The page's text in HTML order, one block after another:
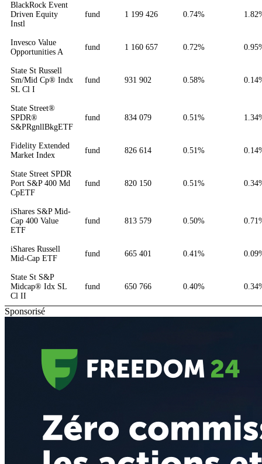
BlackRock Event
Driven Equity
Instl
fund 1 199 426 0.74%
Invesco Value
Opportunities A
fund 1 160 657 0.72%
State St Russell
Sm/Mid Cp® Indx
SL Cl I
fund 931 902 0.58%
State Street®
SPDR®
S&PRgnllBkgETF
fund 834 079 0.51%
Fidelity Extended
Market Index
fund 826 614 0.51%
State Street SPDR
Port S&P 400 Md
CpETF
fund 820 150 0.51%
iShares S&P Mid-
Cap 400 Value
ETF
fund 813 579 0.50%
iShares Russell
Mid-Cap ETF
fund 665 401 0.41%
State St S&P
Midcap® Idx SL
Cl II
fund 650 766 0.40%
Sponsorisé